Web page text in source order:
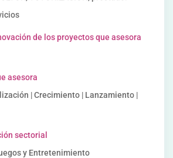
de los proyectos que asesora
asesora
| Crecimiento | Lanzamiento |
sectorial
y Entretenimiento